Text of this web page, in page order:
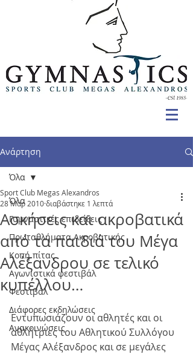
Ανάρτηση
Όλα
Γυμναστικές επιδείξεις
Πρωταθλήματα Ακροβατικής
Κοπή πίτας
Αγωνιστικά φεστιβάλ
Φεστιβάλ
Διάφορες εκδηλώσεις
Ανακοινώσεις
Όλα
Ασκήσεις και ακροβατικά
από τα παιδιά του Μέγα
Αλέξανδρου σε τελικό
κυπέλλου…
Sport Club Megas Alexandros
28 Μαρ 2010διαβάστηκε 1 λεπτά
Εντυπωσιάζουν οι αθλητές και οι
αθλήτριες του Αθλητικού Συλλόγου
Μέγας Αλέξανδρος και σε μεγάλες